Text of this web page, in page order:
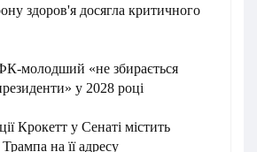
здоров'я досягла критичного
молодший «не збирається
у 2028 році
Крокетт у Сенаті містить
на її адресу